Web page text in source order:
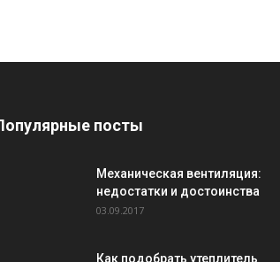
посты
Механическая вентиляция:
недостатки и достоинства
03.09.2017
Как подобрать утеплитель